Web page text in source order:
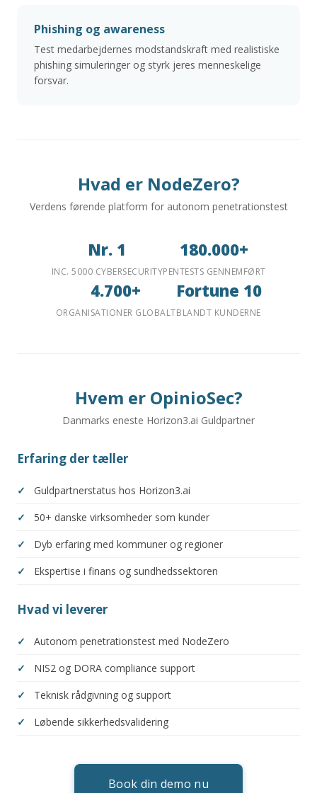
Phishing og awareness
Test medarbejdernes modstandskraft med realistiske
phishing simuleringer og styrk jeres menneskelige
forsvar.
Hvad er NodeZero?
Verdens førende platform for autonom penetrationstest
Nr. 1
INC. 5000 CYBERSECURITY
180.000+
PENTESTS GENNEMFØRT
4.700+
ORGANISATIONER GLOBALT
Fortune 10
BLANDT KUNDERNE
Hvem er OpinioSec?
Danmarks eneste Horizon3.ai Guldpartner
Erfaring der tæller
Guldpartnerstatus hos Horizon3.ai
50+ danske virksomheder som kunder
Dyb erfaring med kommuner og regioner
Ekspertise i finans og sundhedssektoren
Hvad vi leverer
Autonom penetrationstest med NodeZero
NIS2 og DORA compliance support
Teknisk rådgivning og support
Løbende sikkerhedsvalidering
Book din demo nu